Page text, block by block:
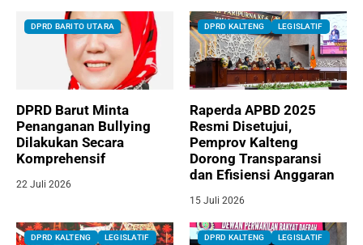
DPRD BARITO UTARA
DPRD Barut Minta
Penanganan Bullying
Dilakukan Secara
Komprehensif
22 Juli 2026
DPRD KALTENG LEGISLATIF
Raperda APBD 2025
Resmi Disetujui,
Pemprov Kalteng
Dorong Transparansi
dan Efisiensi Anggaran
15 Juli 2026
DPRD KALTENG LEGISLATIF DPRD KALTENG LEGISLATIF